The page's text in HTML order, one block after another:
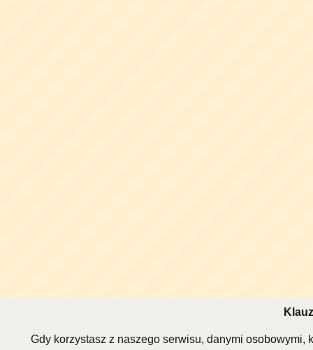
Gdy korzystasz z naszego serwisu, danymi osobowymi,